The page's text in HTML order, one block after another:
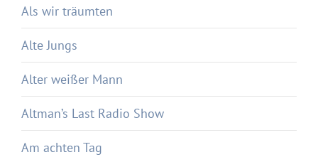
Als wir träumten
Alte Jungs
Alter weißer Mann
Altman’s Last Radio Show
Am achten Tag